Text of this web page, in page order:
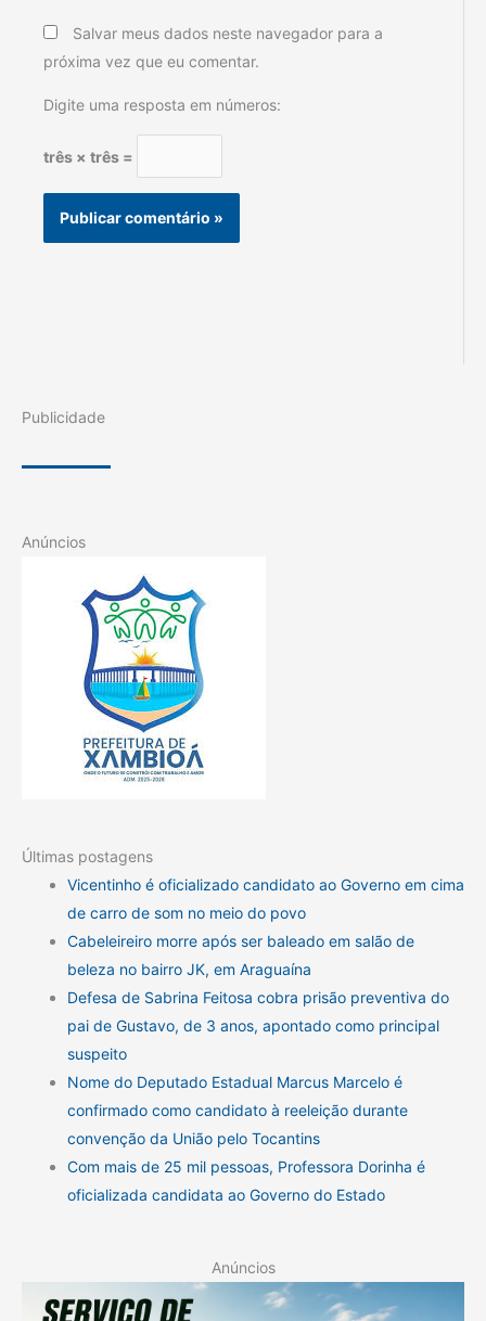
Salvar meus dados neste navegador para a
próxima vez que eu comentar.
Digite uma resposta em números:
três × três =
Publicidade
Anúncios
Últimas postagens
Vicentinho é oficializado candidato ao Governo em cima
de carro de som no meio do povo
Cabeleireiro morre após ser baleado em salão de
beleza no bairro JK, em Araguaína
Defesa de Sabrina Feitosa cobra prisão preventiva do
pai de Gustavo, de 3 anos, apontado como principal
suspeito
Nome do Deputado Estadual Marcus Marcelo é
confirmado como candidato à reeleição durante
convenção da União pelo Tocantins
Com mais de 25 mil pessoas, Professora Dorinha é
oficializada candidata ao Governo do Estado
Anúncios